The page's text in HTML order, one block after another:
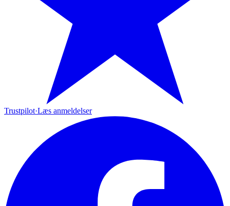
Trustpilot·Læs anmeldelser